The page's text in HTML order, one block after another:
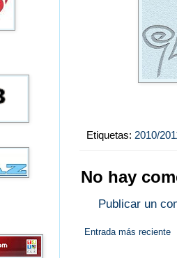
Etiquetas: 2010/
No hay
Publicar un
Entrada más reciente